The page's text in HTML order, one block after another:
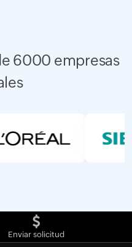
6000 empresas
Enviar solicitud